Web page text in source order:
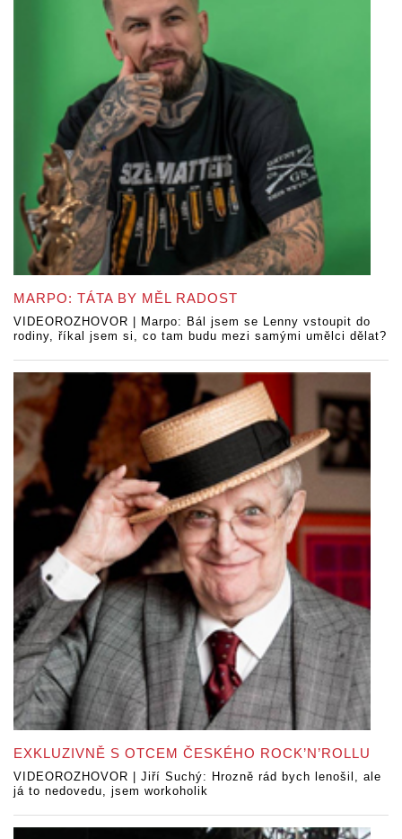
MARPO: TÁTA BY MĚL RADOST
VIDEOROZHOVOR | Marpo: Bál jsem se Lenny vstoupit do
rodiny, říkal jsem si, co tam budu mezi samými umělci dělat?
EXKLUZIVNĚ S OTCEM ČESKÉHO ROCK’N’ROLLU
VIDEOROZHOVOR | Jiří Suchý: Hrozně rád bych lenošil, ale
já to nedovedu, jsem workoholik